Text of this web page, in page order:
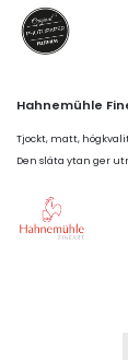
Hahnemühle
Tjockt, matt,
Den släta ytan ger